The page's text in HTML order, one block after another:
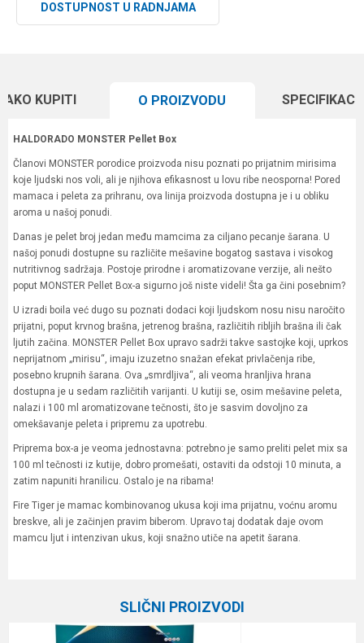
DOSTUPNOST U RADNJAMA
KUPITI O PROIZVODU
HALDORADO MONSTER Pellet Box
Članovi MONSTER porodice proizvoda nisu poznati po prijatnim mirisima
koje ljudski nos voli, ali je njihova efikasnost u lovu ribe neosporna! Pored
mamaca i peleta za prihranu, ova linija proizvoda dostupna je i u obliku
aroma u našoj ponudi.
Danas je pelet broj jedan među mamcima za ciljano pecanje šarana. U
našoj ponudi dostupne su različite mešavine bogatog sastava i visokog
nutritivnog sadržaja. Postoje prirodne i aromatizovane verzije, ali nešto
poput MONSTER Pellet Box-a sigurno još niste videli! Šta ga čini posebnim?
U izradi boila već dugo su poznati dodaci koji ljudskom nosu nisu naročito
prijatni, poput krvnog brašna, jetrenog brašna, različitih ribljih brašna ili čak
ljutih začina. MONSTER Pellet Box upravo sadrži takve sastojke koji, uprkos
neprijatnom „mirisu“, imaju izuzetno snažan efekat privlačenja ribe,
posebno krupnih šarana. Ova „smrdljiva“, ali veoma hranljiva hrana
dostupna je u sedam različitih varijanti. U kutiji se, osim mešavine peleta,
nalazi i 100 ml aromatizovane tečnosti, što je sasvim dovoljno za
omekšavanje peleta i pripremu za upotrebu.
Priprema box-a je veoma jednostavna: potrebno je samo preliti pelet mix sa
100 ml tečnosti iz kutije, dobro promešati, ostaviti da odstoji 10 minuta, a
zatim napuniti hranilicu. Ostalo je na ribama!
Fire Tiger je mamac kombinovanog ukusa koji ima prijatnu, voćnu aromu
breskve, ali je začinjen pravim biberom. Upravo taj dodatak daje ovom
mamcu ljut i intenzivan ukus, koji snažno utiče na apetit šarana.
SLIČNI PROIZVODI